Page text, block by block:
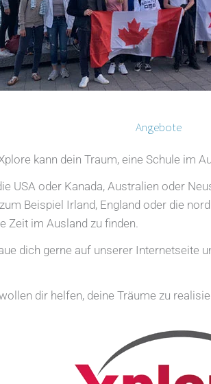
Angebote
kann dein Traum, eine Schule im
USA oder Kanada, Australien oder
Beispiel Irland, England oder die
Zeit im Ausland zu finden.
dich gerne auf unserer Internetseite
dir helfen, deine Träume zu